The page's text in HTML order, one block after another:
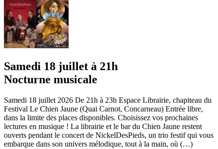
Samedi 18 juillet à 21h
Nocturne musicale
Samedi 18 juillet 2026 De 21h à 23h Espace Librairie, chapiteau du
Festival Le Chien Jaune (Quai Carnot, Concarneau) Entrée libre,
dans la limite des places disponibles. Choisissez vos prochaines
lectures en musique ! La librairie et le bar du Chien Jaune restent
ouverts pendant le concert de NickelDesPieds, un trio festif qui vous
embarque dans son univers mélodique, tout à la main, où (…)